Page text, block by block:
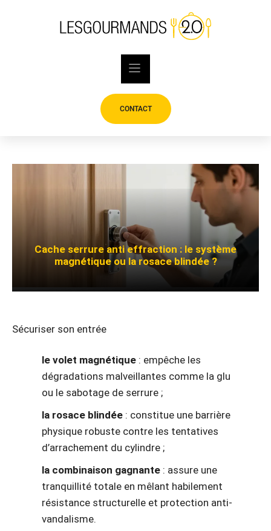
CONTACT
Cache serrure anti effraction : le système
magnétique ou la rosace blindée ?
Sécuriser son entrée
le volet magnétique : empêche les
dégradations malveillantes comme la glu
ou le sabotage de serrure ;
la rosace blindée : constitue une barrière
physique robuste contre les tentatives
d’arrachement du cylindre ;
la combinaison gagnante : assure une
tranquillité totale en mêlant habilement
résistance structurelle et protection anti-
vandalisme.